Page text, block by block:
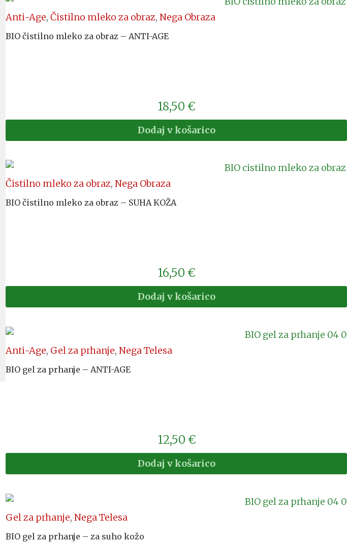
Anti-Age, Čistilno mleko za obraz, Nega Obraza
BIO čistilno mleko za obraz – ANTI-AGE
18,50 €
Dodaj v košarico
Čistilno mleko za obraz, Nega Obraza
BIO čistilno mleko za obraz – SUHA KOŽA
16,50 €
Dodaj v košarico
Anti-Age, Gel za prhanje, Nega Telesa
BIO gel za prhanje – ANTI-AGE
12,50 €
Dodaj v košarico
Gel za prhanje, Nega Telesa
BIO gel za prhanje – za suho kožo